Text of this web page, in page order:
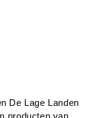
De Lage Landen
producten van